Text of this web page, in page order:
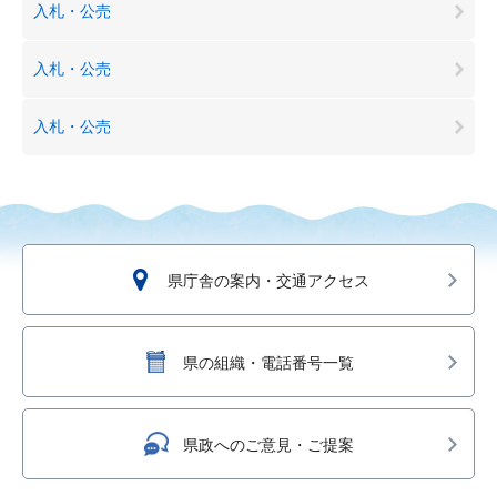
入札・公売
入札・公売
入札・公売
県庁舎の案内・交通アクセス
県の組織・電話番号一覧
県政へのご意見・ご提案